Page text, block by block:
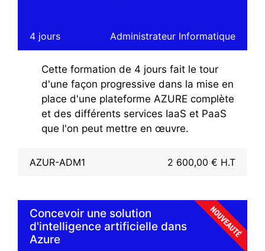
4 jours Administrateur Informatique
Cette formation de 4 jours fait le tour
d'une façon progressive dans la mise en
place d'une plateforme AZURE complète
et des différents services IaaS et PaaS
que l'on peut mettre en œuvre.
AZUR-ADM1 2 600,00 € H.T
Concevoir une solution
d'intelligence artificielle dans
Azure